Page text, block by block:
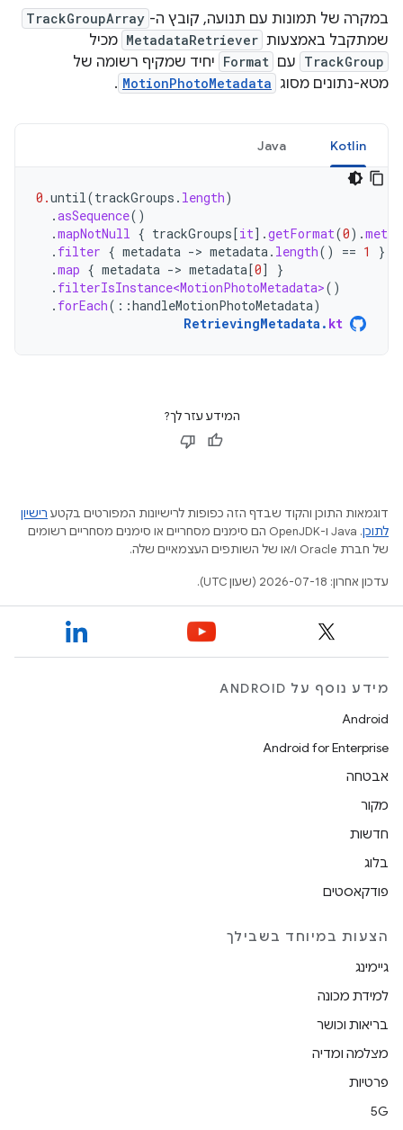
במקרה של תמונות עם תנועה, קובץ ה- TrackGroupArray
שמתקבל באמצעות MetadataRetriever מכיל
TrackGroup עם Format יחיד שמקיף רשומה של
מטא-נתונים מסוג MotionPhotoMetadata
.
Kotlin
Java
0.until(trackGroups . length)
.asSequence()
.mapNotNull { trackGroups[it] .getFormat(0).
. filter { metadata -> metadata. length() == 1
}
.map { metadata -> metadata[0]
}
. filterIsInstance<MotionPhotoMetadata>()
. forEach( ::handleMotionPhotoMetadata)
RetrievingMetadata . kt
המידע עזר לך?
דוגמאות התוכן והקוד שבדף הזה כפופות לרישיונות המפורטים בקטע רישיון
לתוכן
.‏ Java ו-OpenJDK הם סימנים מסחריים או סימנים מסחריים רשומים
של חברת Oracle ו/או של השותפים העצמאיים שלה.
עדכון אחרון: 2026-07-18 (שעון UTC).
מידע נוסף על ANDROID
Android
Android for Enterprise
אבטחה
מקור
חדשות
בלוג
פודקאסטים
הצעות במיוחד בשבילך
גיימינג
למידת מכונה
בריאות וכושר
מצלמה ומדיה
פרטיות
5G